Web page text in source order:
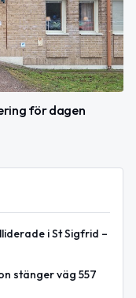
för dagen
i St Sigfrid –
stänger väg 557